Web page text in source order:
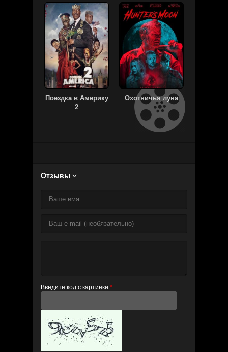
Поездка в Америку
2
Охотничья луна
Отзывы 
Введите код с картинки:*